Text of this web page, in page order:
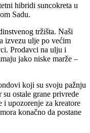
hibridi suncokreta u
Sadu.
tržišta. Naši
izvezu ulje po većim
Prodavci na ulju i
jako niske marže –
koji su svoju pažnju
ostale grane privrede
i upozorenje za kreatore
konačno da postane